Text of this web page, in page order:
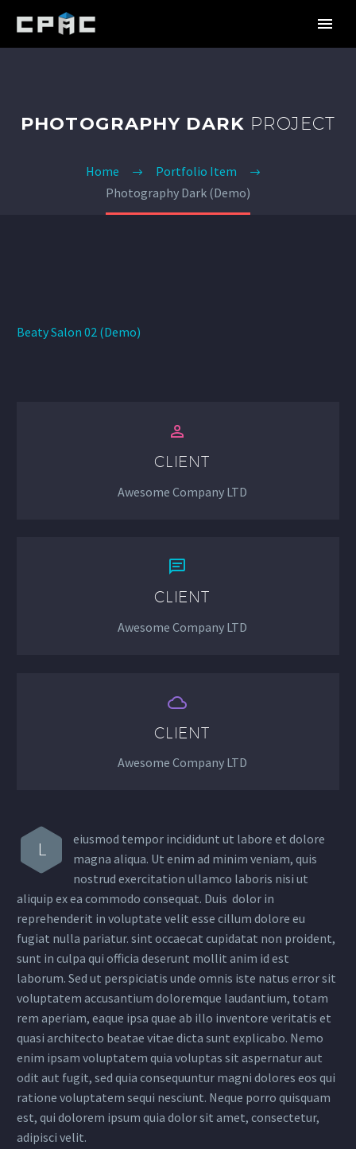
PHOTOGRAPHY DARK PROJECT
Home
Portfolio Item
Photography Dark (Demo)
Beaty Salon 02 (Demo)


CLIENT
Awesome Company LTD


CLIENT
Awesome Company LTD


CLIENT
Awesome Company LTD
L
eiusmod tempor incididunt ut labore et dolore
magna aliqua. Ut enim ad minim veniam, quis
nostrud exercitation ullamco laboris nisi ut
aliquip ex ea commodo consequat. Duis dolor in
reprehenderit in voluptate velit esse cillum dolore eu
fugiat nulla pariatur. sint occaecat cupidatat non proident,
sunt in culpa qui officia deserunt mollit anim id est
laborum. Sed ut perspiciatis unde omnis iste natus error sit
voluptatem accusantium doloremque laudantium, totam
rem aperiam, eaque ipsa quae ab illo inventore veritatis et
quasi architecto beatae vitae dicta sunt explicabo. Nemo
enim ipsam voluptatem quia voluptas sit aspernatur aut
odit aut fugit, sed quia consequuntur magni dolores eos qui
ratione voluptatem sequi nesciunt. Neque porro quisquam
est, qui dolorem ipsum quia dolor sit amet, consectetur,
adipisci velit.